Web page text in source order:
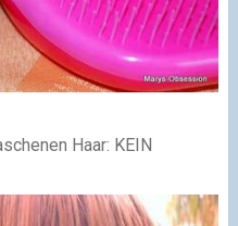
Haar: KEIN